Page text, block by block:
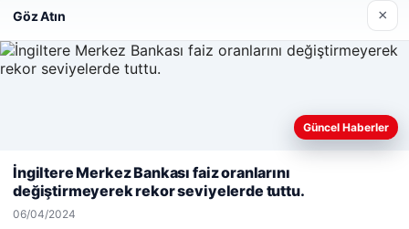
Hastaş Beton
26/05/2026
© 2026 Cadde – Güncel Haberler
Web sitemizi nasıl kullandığınızı daha iyi anlayabilmek,
kullanıyoruz.Çerez Politikamız
Reddet
Göz Atın ×
Güncel Haberler
İngiltere Merkez Bankası faiz oranlarını
değiştirmeyerek rekor seviyelerde tuttu.
06/04/2024